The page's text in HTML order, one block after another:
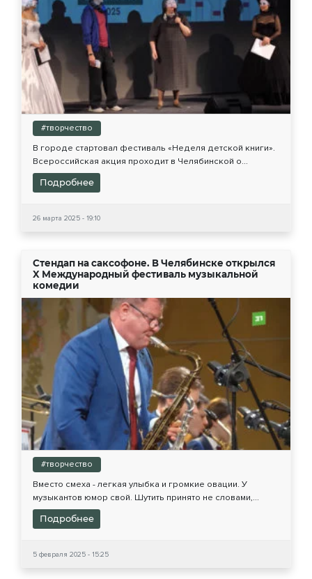
#творчество
В городе стартовал фестиваль «Неделя детской книги».
Всероссийская акция проходит в Челябинской о...
Подробнее
26 марта 2025 - 19:10
Стендап на саксофоне. В Челябинске открылся
X Международный фестиваль музыкальной
комедии
#творчество
Вместо смеха - легкая улыбка и громкие овации. У
музыкантов юмор свой. Шутить принято не словами,...
Подробнее
5 февраля 2025 - 15:25